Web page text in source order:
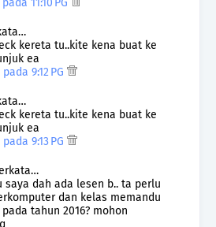
11:10 PG
kereta tu..kite kena buat ke
ea
9:12 PG
kereta tu..kite kena buat ke
ea
9:13 PG
saya dah ada lesen b.. ta perlu
dan kelas memandu
tahun 2016? mohon